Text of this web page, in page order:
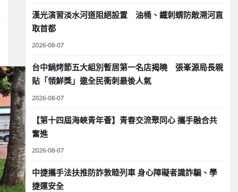
漢光演習淡水河道阻絕設置 油桶、鐵刺蝟防敵溯河直
取首都
2026-08-07
台中鍋烤節五大組別暫居第一名店揭曉 張峯源局長親
貼「領鮮獎」邀全民衝刺最後人氣
2026-08-07
【第十四屆海峽青年薈】青春交流聚同心 攜手融合共
奮進
2026-08-07
中捷攜手法扶推防詐敦睦列車 身心障礙者識詐騙、學
捷運安全